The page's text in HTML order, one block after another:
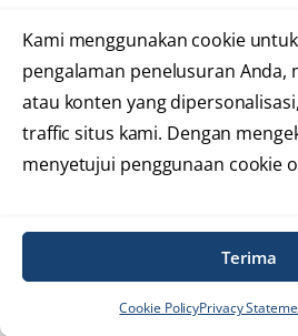
Kami menggunakan cookie
pengalaman penelusuran Anda,
atau konten yang
traffic situs kami. Dengan
menyetujui penggunaan cookie
Terima
Cookie PolicyPrivacy
2025